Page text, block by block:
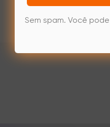
Sem spam. Você